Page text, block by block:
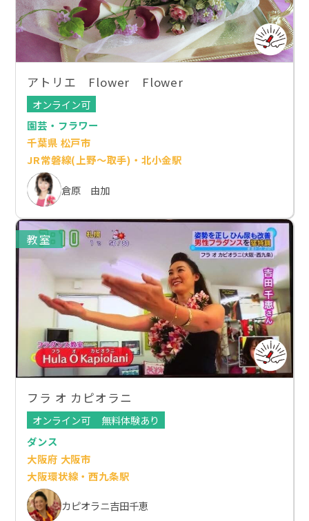
アトリエ Flower Flower
オンライン可
園芸・フラワー
千葉県 松戸市
JR常磐線(上野～取手)・北小金駅
倉原 由加
教室
フラ オ カピオラニ
オンライン可
無料体験あり
ダンス
大阪府 大阪市
大阪環状線・西九条駅
カピオラニ吉田千恵